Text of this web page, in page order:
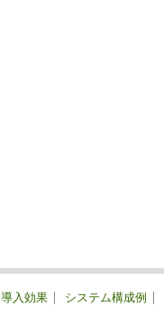
導入効果 システム構成例